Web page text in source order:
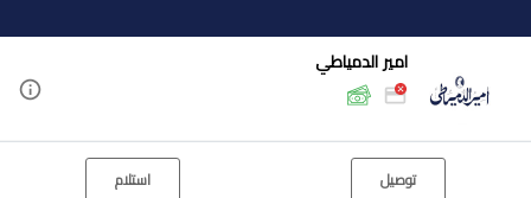
امير الدمياطي
توصيل استلام